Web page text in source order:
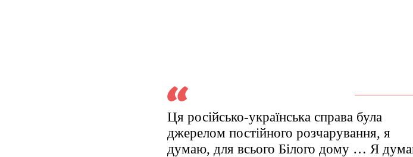
Ця російсько-українська справа була
джерелом постійного розчарування, я
думаю, для всього Білого дому … Я